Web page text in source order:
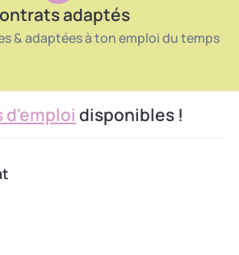
adaptés
& adaptées à ton emploi du temps
d'emploi disponibles !